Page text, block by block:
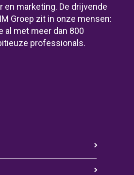
en marketing. De drijvende
Groep zit in onze mensen:
al met meer dan 800
professionals.